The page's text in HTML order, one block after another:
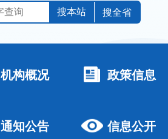
搜全省
机构概况 政策信息
通知公告 信息公开